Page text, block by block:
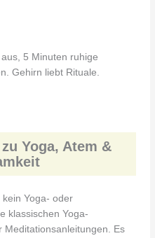
5 Minuten ruhige
Gehirn liebt Rituale.
Yoga, Atem &
kein Yoga- oder
klassischen Yoga-
Meditationsanleitungen. Es